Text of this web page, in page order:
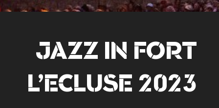
JAZZ IN FORT
L’ECLUSE 2023